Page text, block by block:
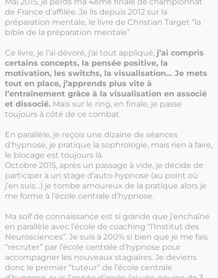
de France d’affilée. Je lis depuis 2012 sur la
préparation mentale, le livre de Christian Target “la
bible de la préparation mentale”.
Ce livre, je l’ai dévoré, j’ai tout appliqué, j’ai compris
certains concepts, la pensée positive, la
motivation, les switchs, la visualisation… Je mets
tout en place, j’apprends plus vite à
l’entraînement grâce à la visualisation en associé
et dissocié. Mais sur le ring, en finale, je passe
toujours à côté de ce combat.
En parallèle, je reçois une dizaine de séances
d’hypnose, je pratique la sophrologie, mais rien à faire,
le blocage est toujours là.
Octobre 2015, après un passage à vide, je décide de
participer à un stage d’auto-hypnose (au point où
j’en suis…) je tombe amoureux de la pratique alors je
me forme à l’école centrale d’hypnose.
Ma soif de connaissance est si grande que j’enchaîne
en parallèle avec l’école de coaching “l’Institut des
Neurosciences”. Je suis à 200% si bien que je me fais
“recruter” par l’école centrale d’hypnose pour
accompagner les nouveaux stagiaires. Je deviens
donc le premier “tuteur” de l’école centrale